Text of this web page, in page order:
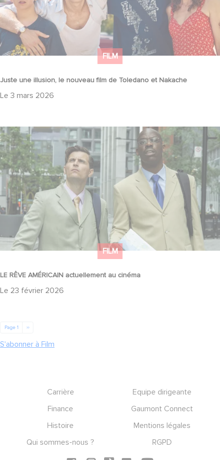
FILM
Juste une illusion, le nouveau film de Toledano et Nakache
Le 3 mars 2026
FILM
LE RÊVE AMÉRICAIN actuellement au cinéma
Le 23 février 2026
LE RÊVE AMÉRICAIN actuellement au cinéma
Pagination
Page 1 Page suivante
››
S'abonner à Film
Carrière
Equipe dirigeante
Finance
Gaumont Connect
Histoire
Mentions légales
Qui sommes-nous ?
RGPD
Social icons